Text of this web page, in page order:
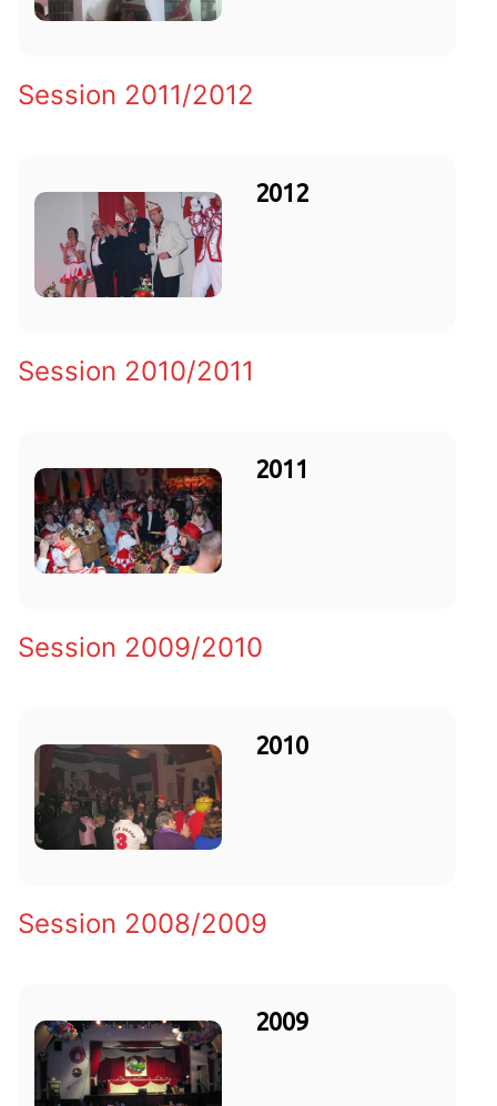
Session 2011/2012
2012
Session 2010/2011
2011
Session 2009/2010
2010
Session 2008/2009
2009